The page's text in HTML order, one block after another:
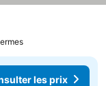
les prix